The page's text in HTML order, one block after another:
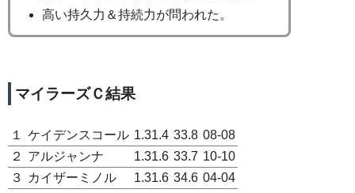
高い持久力＆持続力が問われた。
マイラーズＣ結果
１ ケイデンスコール 1.31.4 33.8 08-08
２
アルジャンナ 1.31.6 33.7 10-10
３
カイザーミノル 1.31.6 34.6 04-04